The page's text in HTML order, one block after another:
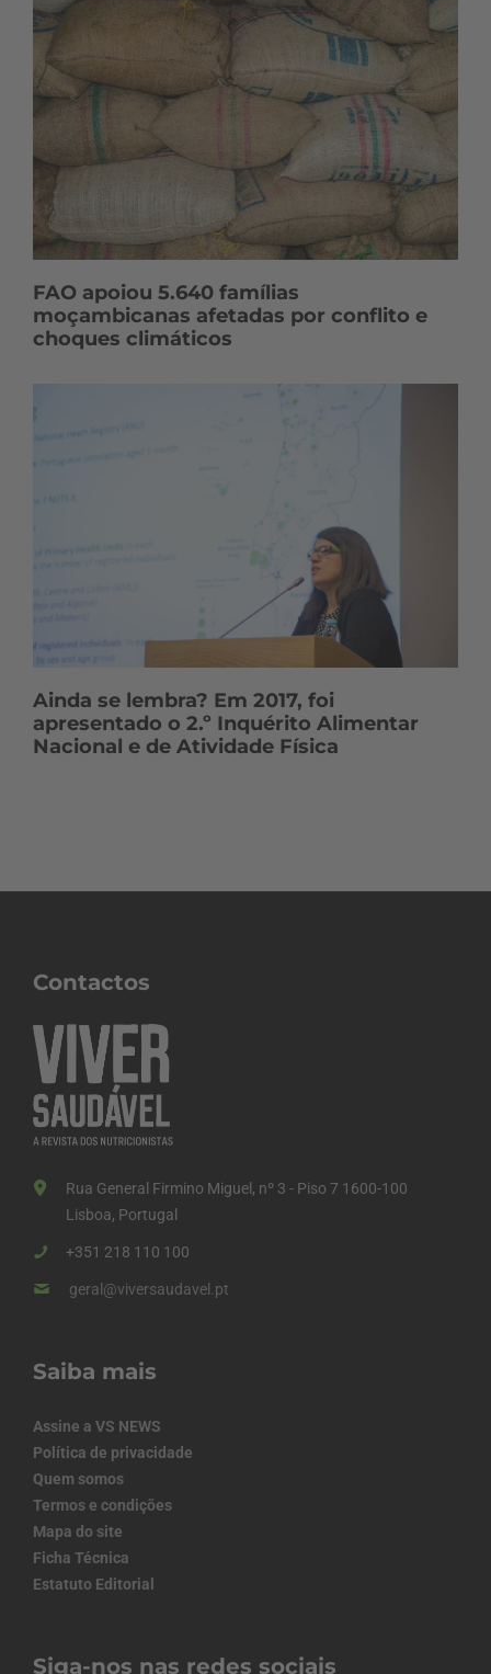
FAO apoiou 5.640 famílias
moçambicanas afetadas por conflito e
choques climáticos
Ainda se lembra? Em 2017, foi
apresentado o 2.º Inquérito Alimentar
Nacional e de Atividade Física
Contactos
Rua General Firmino Miguel, nº 3 - Piso 7 1600-100
Lisboa, Portugal
+351 218 110 100
geral@viversaudavel.pt
Saiba mais
Assine a VS NEWS
Política de privacidade
Quem somos
Termos e condições
Mapa do site
Ficha Técnica
Estatuto Editorial
Siga-nos nas redes sociais